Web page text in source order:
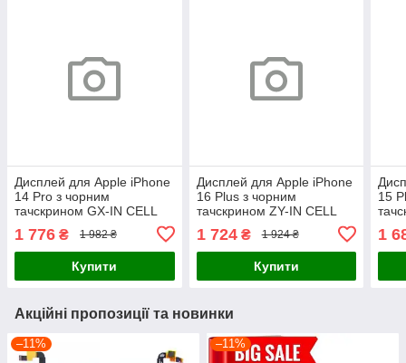
Дисплей для Apple iPhone
14 Pro з чорним
тачскрином GX-IN CELL
1 776 ₴ 1 982 ₴
Купити
Дисплей для Apple iPhone
16 Plus з чорним
тачскрином ZY-IN CELL
1 724₴ 1 924 ₴
Купити
15
1
Акційні пропозиції та новинки
–11% –11%